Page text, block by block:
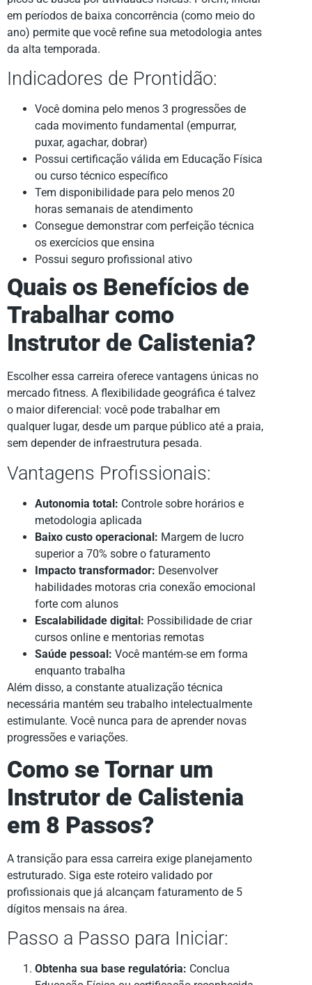
em períodos de baixa concorrência (como meio do
ano) permite que você refine sua metodologia antes
da alta temporada.
Indicadores de Prontidão:
Você domina pelo menos 3 progressões de
cada movimento fundamental (empurrar,
puxar, agachar, dobrar)
Possui certificação válida em Educação Física
ou curso técnico específico
Tem disponibilidade para pelo menos 20
horas semanais de atendimento
Consegue demonstrar com perfeição técnica
os exercícios que ensina
Possui seguro profissional ativo
Quais os Benefícios de
Trabalhar como
Instrutor de Calistenia?
Escolher essa carreira oferece vantagens únicas no
mercado fitness. A flexibilidade geográfica é talvez
o maior diferencial: você pode trabalhar em
qualquer lugar, desde um parque público até a praia,
sem depender de infraestrutura pesada.
Vantagens Profissionais:
Autonomia total: Controle sobre horários e
metodologia aplicada
Baixo custo operacional: Margem de lucro
superior a 70% sobre o faturamento
Impacto transformador: Desenvolver
habilidades motoras cria conexão emocional
forte com alunos
Escalabilidade digital: Possibilidade de criar
cursos online e mentorias remotas
Saúde pessoal: Você mantém-se em forma
enquanto trabalha
Além disso, a constante atualização técnica
necessária mantém seu trabalho intelectualmente
estimulante. Você nunca para de aprender novas
progressões e variações.
Como se Tornar um
Instrutor de Calistenia
em 8 Passos?
A transição para essa carreira exige planejamento
estruturado. Siga este roteiro validado por
profissionais que já alcançam faturamento de 5
dígitos mensais na área.
Passo a Passo para Iniciar:
Obtenha sua base regulatória: Conclua